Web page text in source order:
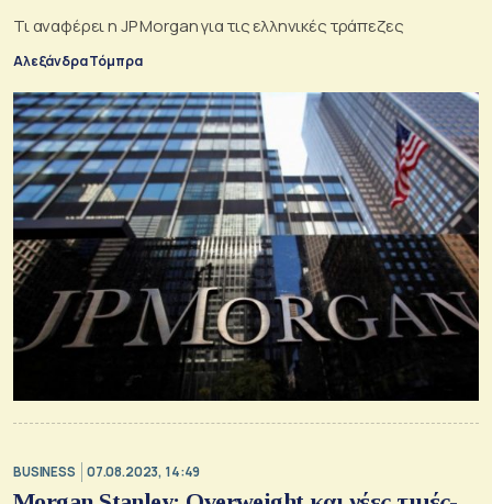
Τι αναφέρει η JP Morgan για τις ελληνικές τράπεζες
Αλεξάνδρα Τόμπρα
BUSINESS 07.08.2023, 14:49